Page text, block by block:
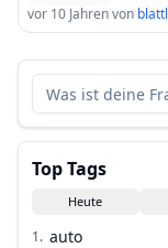
vor 10 Jahrenvon
Top Tags
Heute
1. auto